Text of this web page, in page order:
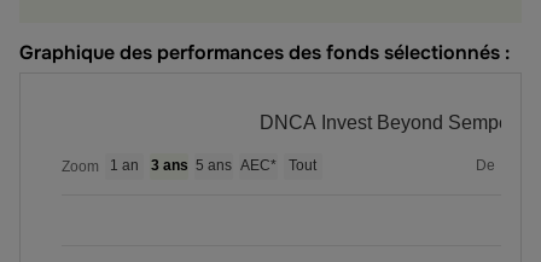
Graphique des performances des fonds sélectionnés :